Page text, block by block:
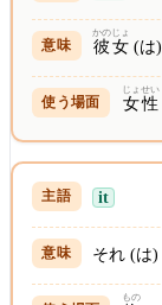
彼女
かのじょ
(は)
女性
じょせい
it
それ (は)
もの